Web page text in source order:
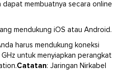
energi Uni Eropa. CITATION
setelah itu dapat
koneksi Bluetooth, Wi-Fi, atau
dapat membuatnya secara online
mendukung iOS atau Android.
harus mendukung koneksi
untuk menyiapkan perangkat
Catatan: Jaringan Nirkabel